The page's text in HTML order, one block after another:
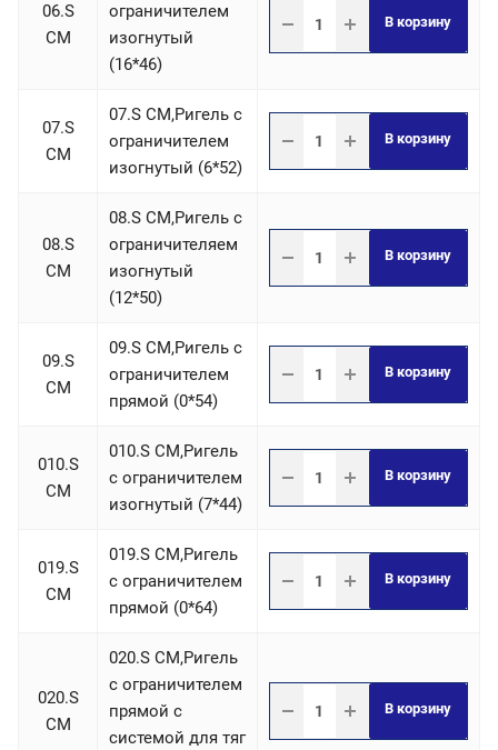
06.S
СM
ограничителем
изогнутый
(16*46)
В корзину
07.S
СM
07.S СM,Ригель c
ограничителем
изогнутый (6*52)
В корзину
08.S
СM
08.S СM,Ригель c
ограничителяем
изогнутый
(12*50)
В корзину
09.S
СM
09.S СM,Ригель c
ограничителем
прямой (0*54)
В корзину
010.S
СM
010.S СM,Ригель
c ограничителем
изогнутый (7*44)
В корзину
019.S
СM
019.S СM,Ригель
c ограничителем
прямой (0*64)
В корзину
020.S
СM
020.S СM,Ригель
c ограничителем
прямой с
системой для тяг
В корзину